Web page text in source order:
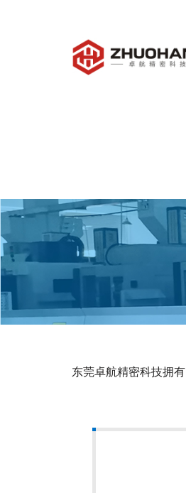
东莞卓航精密科技拥